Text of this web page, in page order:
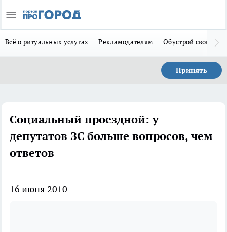
Всё о ритуальных услугах Рекламодателям Обустрой свой дом
Принять
Социальный проездной: у
депутатов ЗС больше вопросов, чем
ответов
16 июня 2010